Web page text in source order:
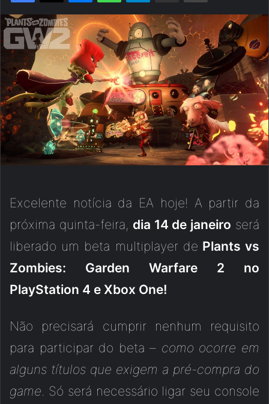
Excelente notícia da EA hoje! A partir da
próxima quinta-feira, dia 14 de janeiro será
liberado um beta multiplayer de Plants vs
Zombies: Garden Warfare 2 no
PlayStation 4 e Xbox One!
Não precisará cumprir nenhum requisito
para participar do beta – como ocorre em
alguns títulos que exigem a pré-compra do
game . Só será necessário ligar seu console